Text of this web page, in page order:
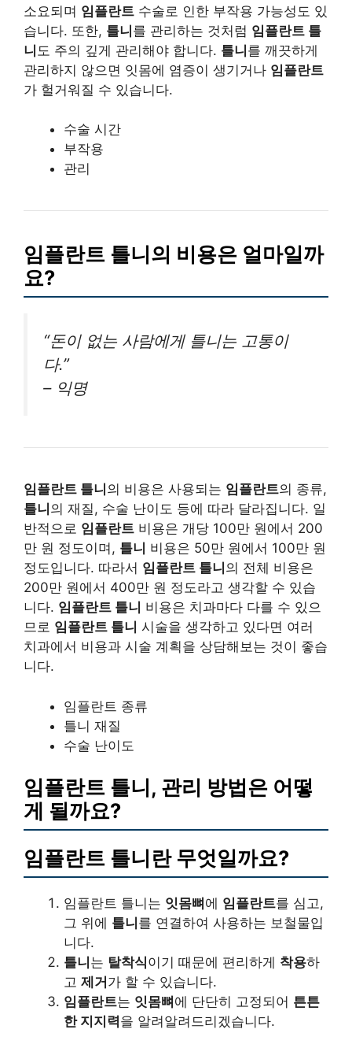
소요되며 임플란트 수술로 인한 부작용 가능성도 있
습니다. 또한, 틀니를 관리하는 것처럼 임플란트 틀
니 도 주의 깊게 관리해야 합니다. 틀니를 깨끗하게
관리하지 않으면 잇몸에 염증이 생기거나 임플란트
가 헐거워질 수 있습니다.
수술 시간
부작용
관리
임플란트 틀니의 비용은 얼마일까
요?
“돈이 없는 사람에게 틀니는 고통이
다.”
– 익명
임플란트 틀니 의 비용은 사용되는 임플란트의 종류,
틀니 의 재질, 수술 난이도 등에 따라 달라집니다. 일
반적으로 임플란트 비용은 개당 100만 원에서 200
만 원 정도이며, 틀니 비용은 50만 원에서 100만 원
정도입니다. 따라서 임플란트 틀니 의 전체 비용은
200만 원에서 400만 원 정도라고 생각할 수 있습
니다. 임플란트 틀니 비용은 치과마다 다를 수 있으
므로 임플란트 틀니 시술을 생각하고 있다면 여러
치과에서 비용과 시술 계획을 상담해보는 것이 좋습
니다.
임플란트 종류
틀니 재질
수술 난이도
임플란트 틀니, 관리 방법은 어떻
게 될까요?
임플란트 틀니란 무엇일까요?
임플란트 틀니는 잇몸뼈 에 임플란트를 심고,
그 위에 틀니 를 연결하여 사용하는 보철물입
니다.
틀니 는 탈착식이기 때문에 편리하게 착용하
고 제거 가 할 수 있습니다.
임플란트는 잇몸뼈 에 단단히 고정되어 튼튼
한 지지력을 알려알려드리겠습니다.